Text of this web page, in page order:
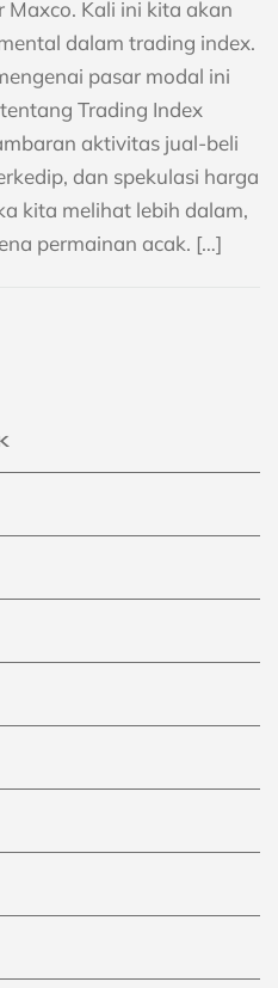
Maxco. Kali ini kita akan
dalam trading index.
pasar modal ini
Trading Index
aktivitas jual-beli
dan spekulasi harga
kita melihat lebih dalam,
permainan acak. […]